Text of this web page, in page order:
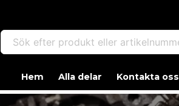
Sök efter produkt eller artikelnummer....
Hem Alla delar Kontakta oss